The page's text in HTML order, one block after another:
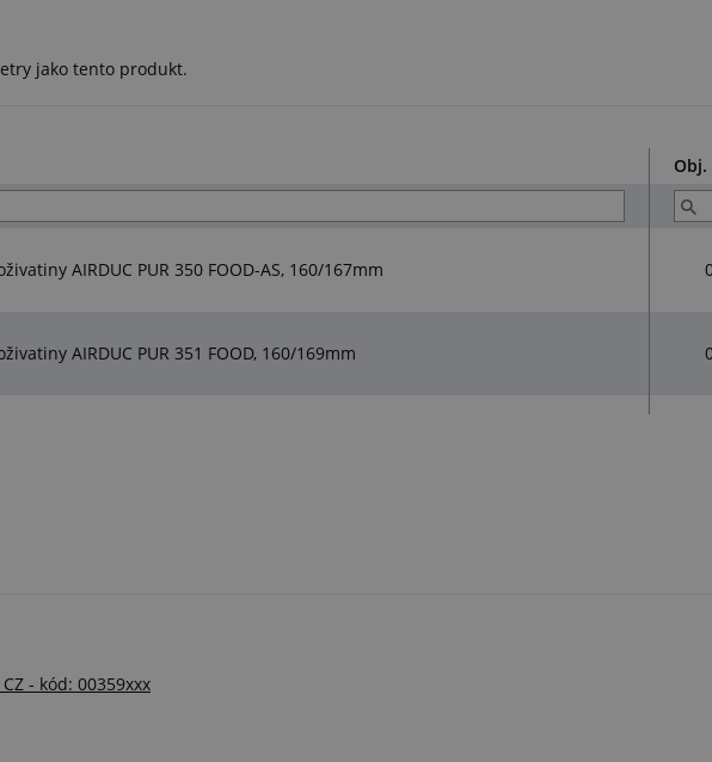
jako tento produkt.
AIRDUC PUR 350 FOOD-AS, 160/167mm
AIRDUC PUR 351 FOOD, 160/169mm
- kód: 00359xxx